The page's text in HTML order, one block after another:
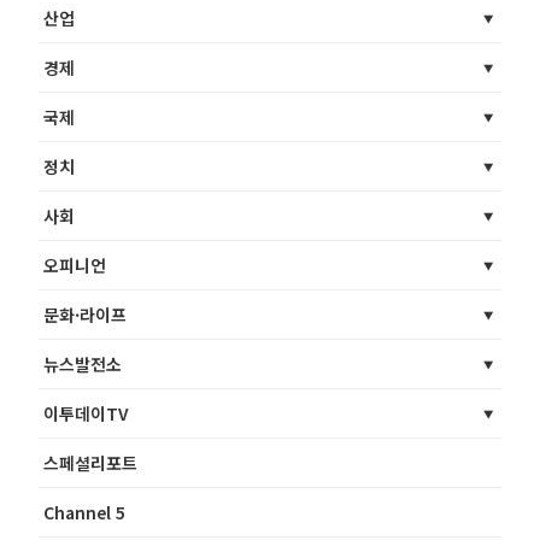
산업
경제
국제
정치
사회
오피니언
문화·라이프
뉴스발전소
이투데이TV
스페셜리포트
Channel 5